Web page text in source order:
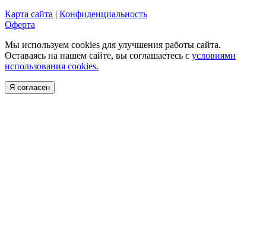
Карта сайта | Конфиденциальность
Оферта
Мы используем cookies для улучшения работы сайта.
Оставаясь на нашем сайте, вы соглашаетесь с условиями
использования cookies.
Я согласен